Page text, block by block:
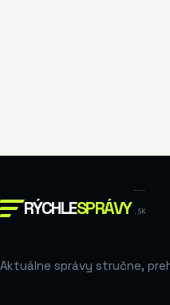
RÝCHLESPRÁVY .SK
Aktuálne správy stručne,